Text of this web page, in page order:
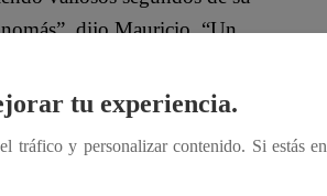
dijo Mauricio. “Un
La Revancha”. Armando
permanencia en el programa
tu experiencia.
tráfico y personalizar contenido. Si estás